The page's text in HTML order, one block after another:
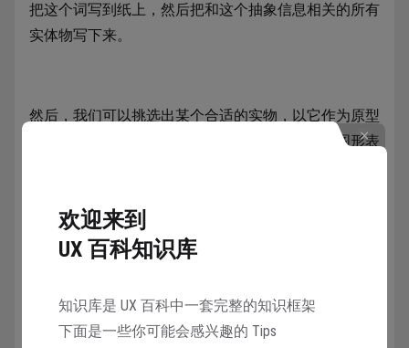
把这个词写到纸上，然后把和这个抽象信息相关的所有
实体物写下来。
然后，我们可以挑选出某个合适的实物，以它作为原型
开始绘制。如果对这些挑选出来的实物要以什么图形表
通过别人的设计收获灵感。
如果本身拥有比较好的手绘基础或是平面基础，也可以
直接通过对照片进行提炼的方式，设计出图形内容。
欢迎来到
UX 百科知识库
知识库是 UX 百科中一套完整的知识框架
下面是一些你可能会感兴趣的 Tips